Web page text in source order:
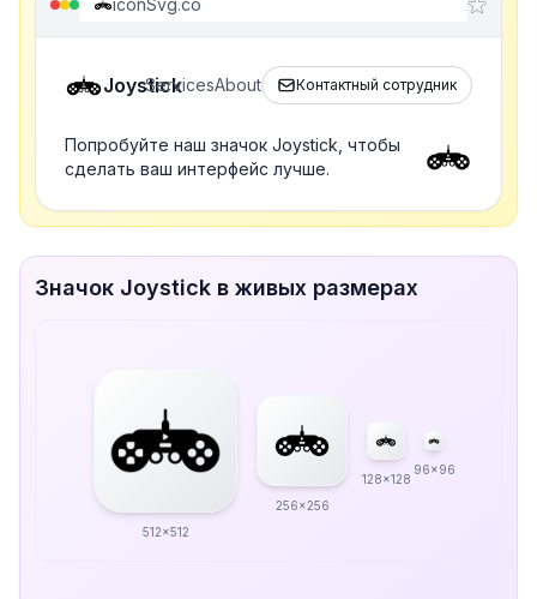
iconSvg.co
Joystick
ServicesAbout Контактный сотрудник
Попробуйте наш значок Joystick, чтобы
сделать ваш интерфейс лучше.
Значок Joystick в живых размерах
512x512
256x256
128x128
96x96